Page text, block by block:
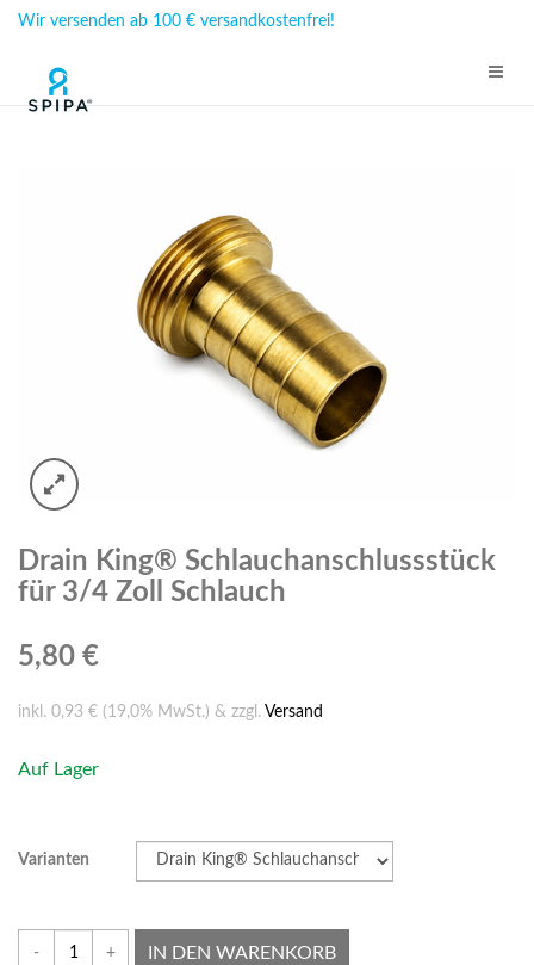
Wir versenden ab 100 € versandkostenfrei!
Drain King® Schlauchanschlussstück
für 3/4 Zoll Schlauch
5,80 €
inkl. 0,93 € (19,0% MwSt.) & zzgl. Versand
Auf Lager
Varianten
- + IN DEN WARENKORB